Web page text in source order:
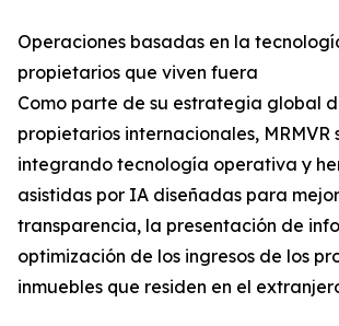
Operaciones basadas en la
propietarios que viven fuera
Como parte de su estrategia global
propietarios internacionales, MRMVR
integrando tecnología operativa y
asistidas por IA diseñadas para
transparencia, la presentación de
optimización de los ingresos de los
inmuebles que residen en el